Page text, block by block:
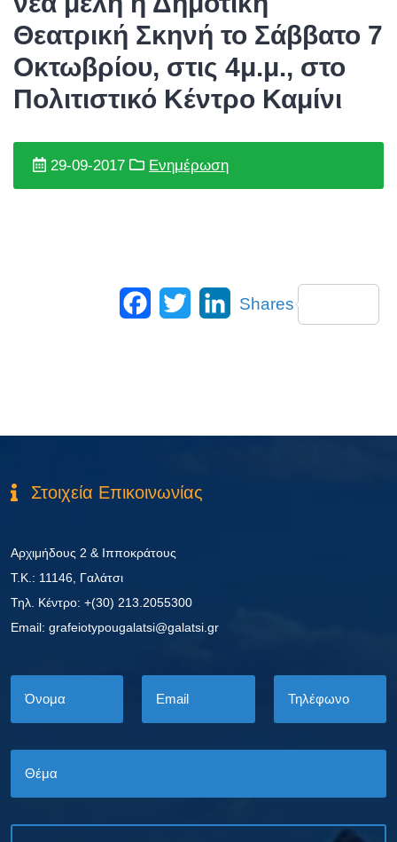
Θεατρική Σκηνή το Σάββατο 7
Οκτωβρίου, στις 4μ.μ., στο
Πολιτιστικό Κέντρο Καμίνι
29-09-2017 Ενημέρωση
Facebook
Twitter LinkedIn
Shares
Στοιχεία Επικοινωνίας
Αρχιμήδους 2 & Ιπποκράτους
Τ.Κ.: 11146, Γαλάτσι
Τηλ. Κέντρο: +(30) 213.2055300
Εmail: grafeiotypougalatsi@galatsi.gr